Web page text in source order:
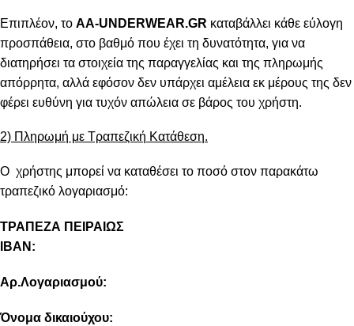
Επιπλέον, το AA-UNDERWEAR.GR καταβάλλει κάθε εύλογη
προσπάθεια, στο βαθμό που έχει τη δυνατότητα, για να
διατηρήσει τα στοιχεία της παραγγελίας και της πληρωμής
απόρρητα, αλλά εφόσον δεν υπάρχει αμέλεια εκ μέρους της δεν
φέρει ευθύνη για τυχόν απώλεια σε βάρος του χρήστη.
2) Πληρωμή με Τραπεζική Κατάθεση.
Ο χρήστης μπορεί να καταθέσει το ποσό στον παρακάτω
τραπεζικό λογαριασμό:
ΤΡΑΠΕΖΑ ΠΕΙΡΑΙΩΣ
IBAN:
Αρ.Λογαριασμού:
Όνομα δικαιούχου: